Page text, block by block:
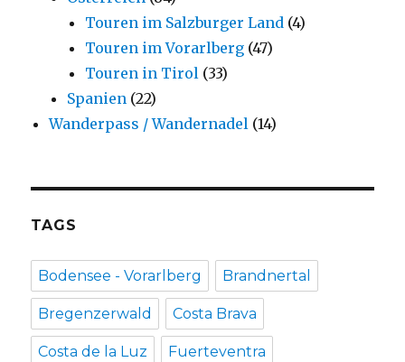
Touren im Salzburger Land (4)
Touren im Vorarlberg (47)
Touren in Tirol (33)
Spanien (22)
Wanderpass / Wandernadel (14)
TAGS
Bodensee - Vorarlberg Brandnertal
Bregenzerwald Costa Brava
Costa de la Luz Fuerteventra